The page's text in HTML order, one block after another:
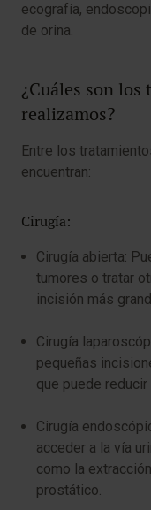
ecografía,
de orina.
¿Cuáles son
realizamos?
Entre los
encuentran:
Cirugía:
Cirugía abierta:
tumores o tratar
incisión más
Cirugía
pequeñas
que puede
Cirugía
acceder a la vía
como la
prostático.